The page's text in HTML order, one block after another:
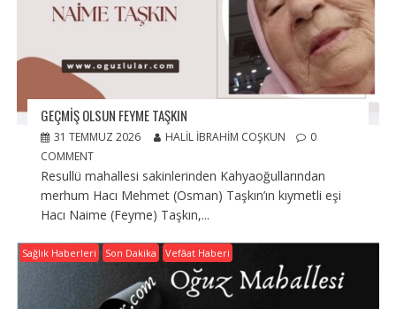
GEÇMIŞ OLSUN FEYME TAŞKIN
31 TEMMUZ 2026 HALIL İBRAHIM COŞKUN
0
COMMENT
Resullü mahallesi sakinlerinden Kahyaoğullarından
merhum Hacı Mehmet (Osman) Taşkın’ın kıymetli eşi
Hacı Naime (Feyme) Taşkın,...
Sağlık Haberleri Son Dakika Vefâat Haberi